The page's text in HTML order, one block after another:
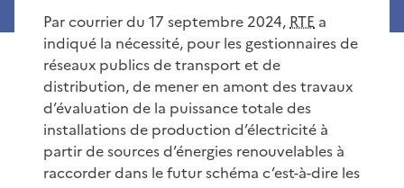
Par courrier du 17 septembre 2024, RTE a
indiqué la nécessité, pour les gestionnaires de
réseaux publics de transport et de
distribution, de mener en amont des travaux
d’évaluation de la puissance totale des
installations de production d’électricité à
partir de sources d’énergies renouvelables à
raccorder dans le futur schéma c’est-à-dire les